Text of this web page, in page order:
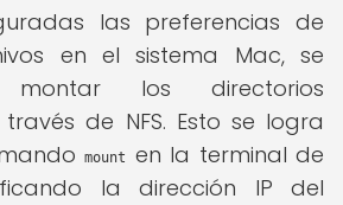
las preferencias de
en el sistema Mac, se
los directorios
de NFS. Esto se logra
mount
en la terminal de
la dirección IP del